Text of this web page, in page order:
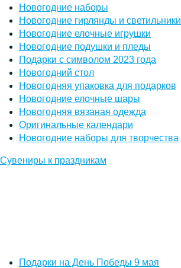
Новогодние наборы
Новогодние гирлянды и светильники
Новогодние елочные игрушки
Новогодние подушки и пледы
Подарки с символом 2023 года
Новогодний стол
Новогодняя упаковка для подарков
Новогодние елочные шары
Новогодняя вязаная одежда
Оригинальные календари
Новогодние наборы для творчества
Сувениры к праздникам
Подарки на День Победы 9 мая